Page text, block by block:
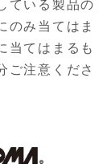
ている製品の
のみ当てはま
当てはまるも
ご注意くださ